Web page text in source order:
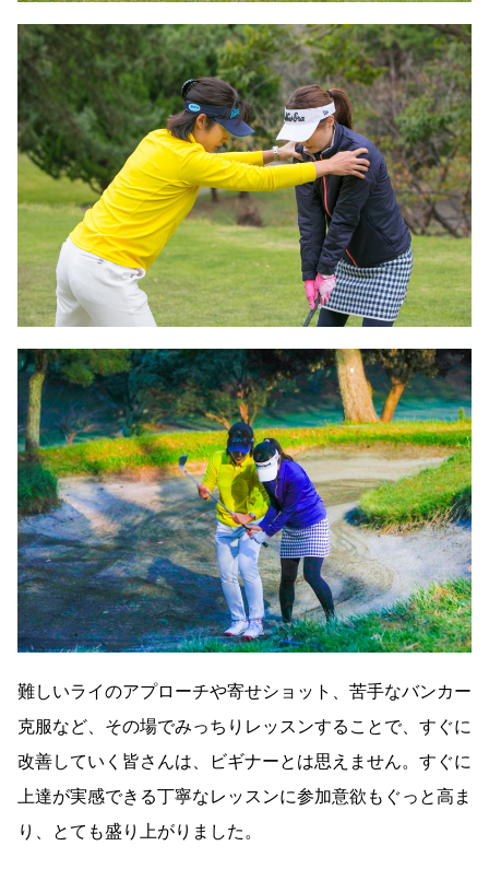
難しいライのアプローチや寄せショット、苦手なバンカー
克服など、その場でみっちりレッスンすることで、すぐに
改善していく皆さんは、ビギナーとは思えません。すぐに
上達が実感できる丁寧なレッスンに参加意欲もぐっと高ま
り、とても盛り上がりました。